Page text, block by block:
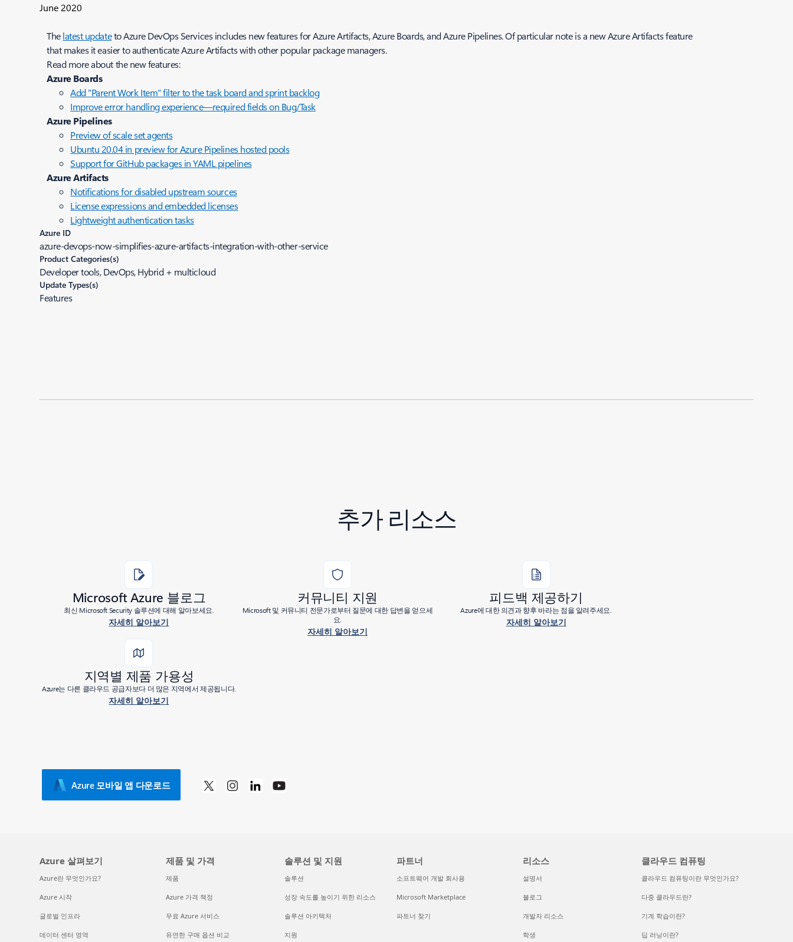
June 2020
Thelatest updateto Azure DevOps Services includes new features for Azure Artifacts, Azure Boards, and Azure Pipelines. Of particular note is a new Azure Artifacts feature
that makes it easier to authenticate Azure Artifacts with other popular package managers.
Read more about the new features:
Azure Boards
Add "Parent Work Item" filter to the task board and sprint backlog
Improve error handling experience—required fields on Bug/Task
Azure Pipelines
Preview of scale set agents
Ubuntu 20.04 in preview for Azure Pipelines hosted pools
Support for GitHub packages in YAML pipelines
Azure Artifacts
Notifications for disabled upstream sources
License expressions and embedded licenses
Lightweight authentication tasks
Azure ID
azure-devops-now-simplifies-azure-artifacts-integration-with-other-service
Product Categories(s)
Developer tools, DevOps, Hybrid + multicloud
Update Types(s)
Features
추가 리소스
Microsoft Azure 블로그
최신 Microsoft Security 솔루션에 대해 알아보세요.
자세히 알아보기
커뮤니티 지원
Microsoft 및 커뮤니티 전문가로부터 질문에 대한 답변을 얻으세
요.
자세히 알아보기
피드백 제공하기
Azure에 대한 의견과 향후 바라는 점을 알려주세요.
자세히 알아보기
지역별 제품 가용성
Azure는 다른 클라우드 공급자보다 더 많은 지역에서 제공됩니다.
자세히 알아보기
Azure 모바일 앱 다운로드
Azure 살펴보기
Azure란 무엇인가요?
Azure 시작
글로벌 인프라
데이터 센터 영역
제품 및 가격
제품
Azure 가격 책정
무료 Azure 서비스
유연한 구매 옵션 비교
솔루션 및 지원
솔루션
성장 속도를 높이기 위한 리소스
솔루션 아키텍처
지원
파트너
소프트웨어 개발 회사용
Microsoft Marketplace
파트너 찾기
리소스
설명서
블로그
개발자 리소스
학생
클라우드 컴퓨팅
클라우드 컴퓨팅이란 무엇인가요?
다중 클라우드란?
기계 학습이란?
딥 러닝이란?